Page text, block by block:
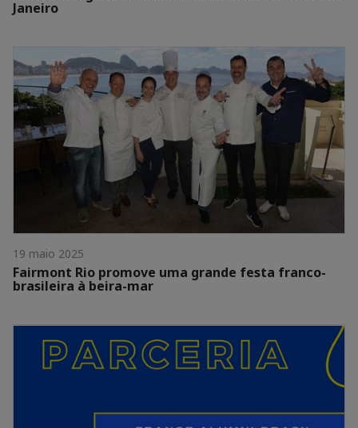
Janeiro
19 maio 2025
Fairmont Rio promove uma grande festa franco-
brasileira à beira-mar